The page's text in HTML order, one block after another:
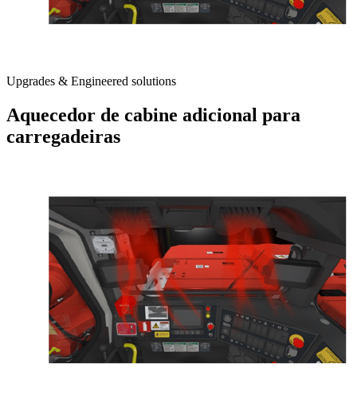
Upgrades & Engineered solutions
Aquecedor de cabine adicional para
carregadeiras